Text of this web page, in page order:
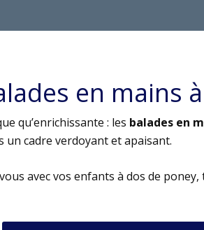
en mains
qu’enrichissante : les balades en
un cadre verdoyant et apaisant.
avec vos enfants à dos de